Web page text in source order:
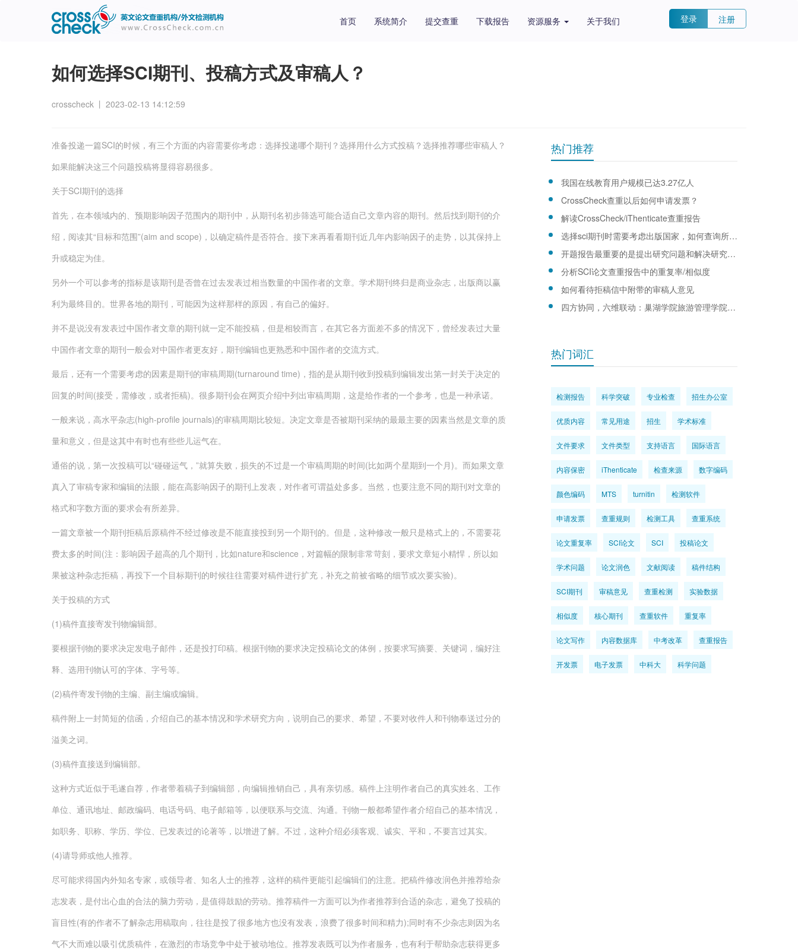
导
航 首页 系统简介 提交查重 下载报告 资源服务 关于我们
account
menu 登录 注册
如何选择SCI期刊、投稿方式及审稿人？
crosscheck 丨 2023-02-13 14:12:59
准备投递一篇SCI的时候，有三个方面的内容需要你考虑：选择投递哪个期刊？选择用什么方式投稿？选择推荐哪些审稿人？
如果能解决这三个问题投稿将显得容易很多。
关于SCI期刊的选择
首先，在本领域内的、预期影响因子范围内的期刊中，从期刊名初步筛选可能合适自己文章内容的期刊。然后找到期刊的介
绍，阅读其“目标和范围”(aim and scope)，以确定稿件是否符合。接下来再看看期刊近几年内影响因子的走势，以其保持上
升或稳定为佳。
另外一个可以参考的指标是该期刊是否曾在过去发表过相当数量的中国作者的文章。学术期刊终归是商业杂志，出版商以赢
利为最终目的。世界各地的期刊，可能因为这样那样的原因，有自己的偏好。
并不是说没有发表过中国作者文章的期刊就一定不能投稿，但是相较而言，在其它各方面差不多的情况下，曾经发表过大量
中国作者文章的期刊一般会对中国作者更友好，期刊编辑也更熟悉和中国作者的交流方式。
最后，还有一个需要考虑的因素是期刊的审稿周期(turnaround time)，指的是从期刊收到投稿到编辑发出第一封关于决定的
回复的时间(接受，需修改，或者拒稿)。很多期刊会在网页介绍中列出审稿周期，这是给作者的一个参考，也是一种承诺。
一般来说，高水平杂志(high-profile journals)的审稿周期比较短。决定文章是否被期刊采纳的最最主要的因素当然是文章的质
量和意义，但是这其中有时也有些些儿运气在。
通俗的说，第一次投稿可以“碰碰运气，”就算失败，损失的不过是一个审稿周期的时间(比如两个星期到一个月)。而如果文章
真入了审稿专家和编辑的法眼，能在高影响因子的期刊上发表，对作者可谓益处多多。当然，也要注意不同的期刊对文章的
格式和字数方面的要求会有所差异。
一篇文章被一个期刊拒稿后原稿件不经过修改是不能直接投到另一个期刊的。但是，这种修改一般只是格式上的，不需要花
费太多的时间(注：影响因子超高的几个期刊，比如nature和science，对篇幅的限制非常苛刻，要求文章短小精悍，所以如
果被这种杂志拒稿，再投下一个目标期刊的时候往往需要对稿件进行扩充，补充之前被省略的细节或次要实验)。
关于投稿的方式
(1)稿件直接寄发刊物编辑部。
要根据刊物的要求决定发电子邮件，还是投打印稿。根据刊物的要求决定投稿论文的体例，按要求写摘要、关键词，编好注
释、选用刊物认可的字体、字号等。
(2)稿件寄发刊物的主编、副主编或编辑。
稿件附上一封简短的信函，介绍自己的基本情况和学术研究方向，说明自己的要求、希望，不要对收件人和刊物奉送过分的
溢美之词。
(3)稿件直接送到编辑部。
这种方式近似于毛遂自荐，作者带着稿子到编辑部，向编辑推销自己，具有亲切感。稿件上注明作者自己的真实姓名、工作
单位、通讯地址、邮政编码、电话号码、电子邮箱等，以便联系与交流、沟通。刊物一般都希望作者介绍自己的基本情况，
如职务、职称、学历、学位、已发表过的论著等，以增进了解。不过，这种介绍必须客观、诚实、平和，不要言过其实。
(4)请导师或他人推荐。
尽可能求得国内外知名专家，或领导者、知名人士的推荐，这样的稿件更能引起编辑们的注意。把稿件修改润色并推荐给杂
志发表，是付出心血的合法的脑力劳动，是值得鼓励的劳动。推荐稿件一方面可以为作者推荐到合适的杂志，避免了投稿的
盲目性(有的作者不了解杂志用稿取向，往往是投了很多地方也没有发表，浪费了很多时间和精力);同时有不少杂志则因为名
气不大而难以吸引优质稿件，在激烈的市场竞争中处于被动地位。推荐发表既可以为作者服务，也有利于帮助杂志获得更多
热门推荐
我国在线教育用户规模已达3.27亿人
CrossCheck查重以后如何申请发票？
解读CrossCheck/iThenticate查重报告
选择sci期刊时需要考虑出版国家，如何查询所属国家？
开题报告最重要的是提出研究问题和解决研究问题
分析SCI论文查重报告中的重复率/相似度
如何看待拒稿信中附带的审稿人意见
四方协同，六维联动：巢湖学院旅游管理学院产教融合育人新模式
热门词汇
检测报告 科学突破 专业检查 招生办公室
优质内容 常见用途 招生 学术标准
文件要求 文件类型 支持语言 国际语言
内容保密 iThenticate 检查来源 数字编码
颜色编码 MTS turnitin 检测软件
申请发票 查重规则 检测工具 查重系统
论文重复率 SCI论文 SCI 投稿论文
学术问题 论文润色 文献阅读 稿件结构
SCI期刊 审稿意见 查重检测 实验数据
相似度 核心期刊 查重软件 重复率
论文写作 内容数据库 中考改革 查重报告
开发票 电子发票 中科大 科学问题